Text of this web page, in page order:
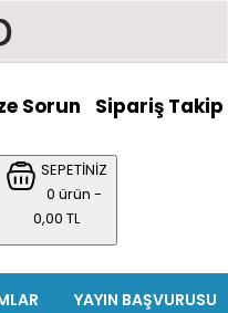
Sorun Sipariş Takip
SEPETİNİZ
0 ürün -
0,00 TL
YAYIN BAŞVURUSU